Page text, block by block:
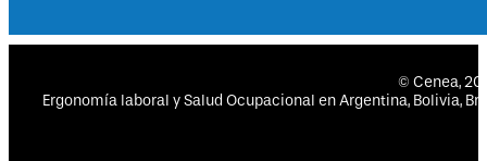
© Cenea,
Ergonomía laboral y Salud Ocupacional en Argentina, Bolivia,